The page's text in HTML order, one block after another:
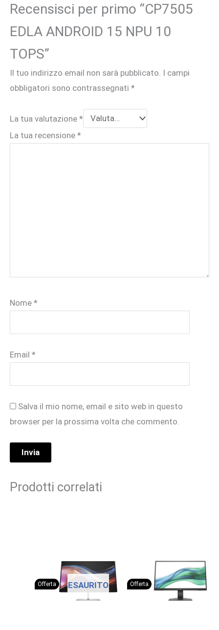
Recensisci per primo “CP7505
EDLA ANDROID 15 NPU 10
TOPS”
Il tuo indirizzo email non sarà pubblicato. I campi
obbligatori sono contrassegnati *
La tua valutazione *
La tua recensione *
Nome *
Email *
Salva il mio nome, email e sito web in questo
browser per la prossima volta che commento.
Prodotti correlati
Offerta ESAURITO Offerta